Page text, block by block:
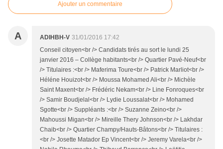
Ajouter un commentaire
A ADIHBH-V 31/01/2016 17:42
Conseil citoyen<br /> Candidats tirés au sort le lundi 25
janvier 2016 – Collège habitants<br /> Quartier Pavé-Neuf<br
/> Titulaires :<br /> Maferima Toure<br /> Patrick Marliot<br />
Héléne Houizot<br /> Moussa Mohamed Ali<br /> Michèle
Saint Maxent<br /> Frédéric Nekam<br /> Line Fonroques<br
/> Samir Boudjelal<br /> Lydie Loussalat<br /> Mohamed
Sgotte<br /> Suppléants :<br /> Suzanne Zeino<br />
Mahoussi Migan<br /> Mireille Thery Johnson<br /> Lakhdar
Chaib<br /> Quartier Champy/Hauts-Bâtons<br /> Titulaires :
<br /> Josette Matador Ep Vincent<br /> Jeremy Varela<br />